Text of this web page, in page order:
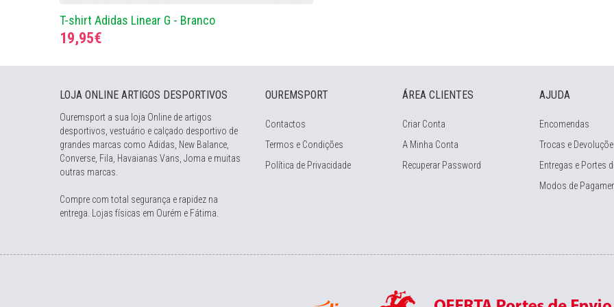
T-shirt Adidas Linear G - Branco
19,95€
LOJA ONLINE ARTIGOS DESPORTIVOS
Ouremsport a sua loja Online de artigos
desportivos, vestuário e calçado desportivo de
grandes marcas como Adidas, New Balance,
Converse, Fila, Havaianas Vans, Joma e muitas
outras marcas.
Compre com total segurança e rapidez na
entrega. Lojas físicas em Ourém e Fátima.
OUREMSPORT
Contactos
Termos e Condições
Política de Privacidade
ÁREA CLIENTES
Criar Conta
A Minha Conta
Recuperar Password
AJUDA
Encomendas
Trocas e
Entregas e Portes
Modos de